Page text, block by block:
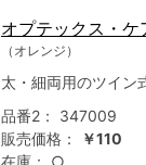
オプテックス・
（オレンジ）
太・細両用のツイン
品番2：
347009
販売価格：
￥110
在庫：
○